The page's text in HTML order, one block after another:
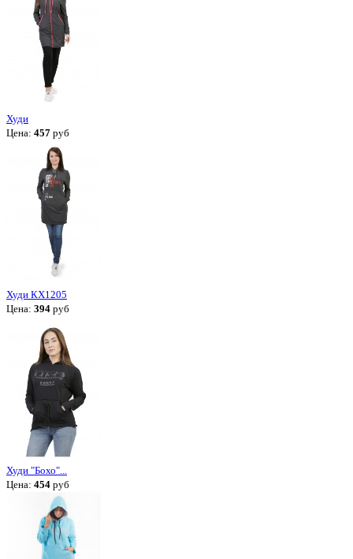
Худи
Цена: 457 руб
Худи КХ1205
Цена: 394 руб
Худи "Бохо"...
Цена: 454 руб